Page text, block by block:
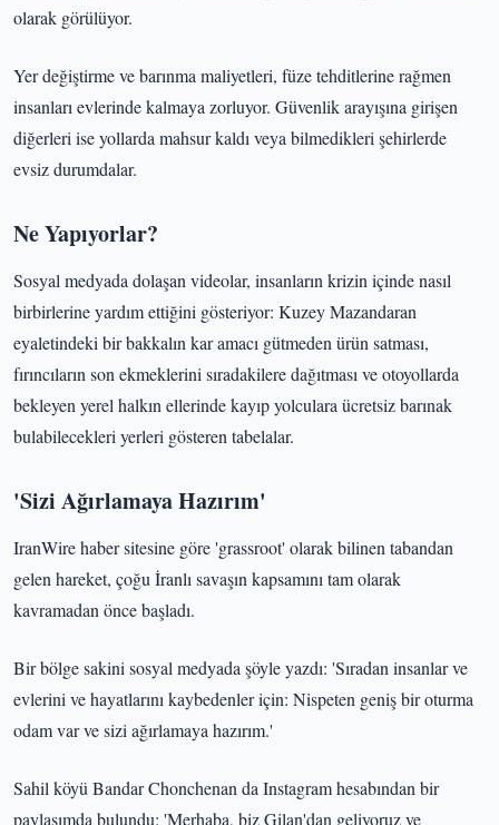
olarak görülüyor.
Yer değiştirme ve barınma maliyetleri, füze tehditlerine rağmen
insanları evlerinde kalmaya zorluyor. Güvenlik arayışına girişen
diğerleri ise yollarda mahsur kaldı veya bilmedikleri şehirlerde
evsiz durumdalar.
Ne Yapıyorlar?
Sosyal medyada dolaşan videolar, insanların krizin içinde nasıl
birbirlerine yardım ettiğini gösteriyor: Kuzey Mazandaran
eyaletindeki bir bakkalın kar amacı gütmeden ürün satması,
fırıncıların son ekmeklerini sıradakilere dağıtması ve otoyollarda
bekleyen yerel halkın ellerinde kayıp yolculara ücretsiz barınak
bulabilecekleri yerleri gösteren tabelalar.
'Sizi Ağırlamaya Hazırım'
IranWire haber sitesine göre 'grassroot' olarak bilinen tabandan
gelen hareket, çoğu İranlı savaşın kapsamını tam olarak
kavramadan önce başladı.
Bir bölge sakini sosyal medyada şöyle yazdı: 'Sıradan insanlar ve
evlerini ve hayatlarını kaybedenler için: Nispeten geniş bir oturma
odam var ve sizi ağırlamaya hazırım.'
Sahil köyü Bandar Chonchenan da Instagram hesabından bir
paylaşımda bulundu: 'Merhaba, biz Gilan'dan geliyoruz ve